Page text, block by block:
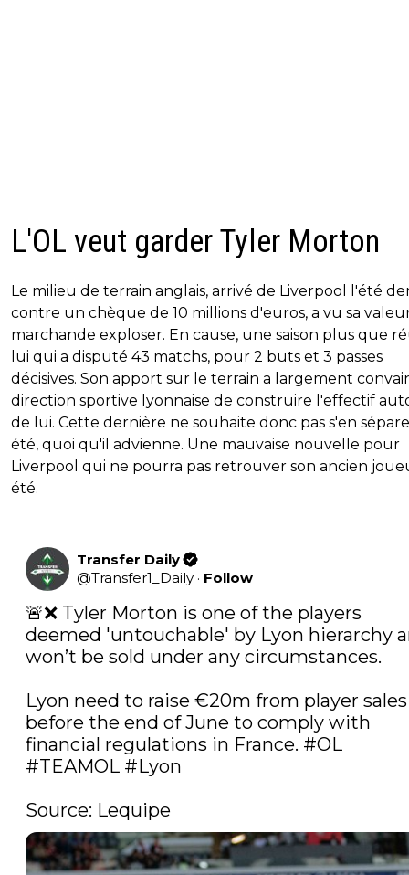
L'OL veut garder Tyler Morton
Le milieu de terrain anglais, arrivé de Liverpool l'été
contre un chèque de 10 millions d'euros, a vu sa
marchande exploser. En cause, une saison plus que
lui qui a disputé 43 matchs, pour 2 buts et 3 passes
décisives. Son apport sur le terrain a largement
direction sportive lyonnaise de construire l'effectif
de lui. Cette dernière ne souhaite donc pas s'en
été, quoi qu'il advienne. Une mauvaise nouvelle pour
Liverpool qui ne pourra pas retrouver son ancien
été.
Transfer Daily
@Transfer1_Daily · Follow
🚨❌ Tyler Morton is one of the players
deemed 'untouchable' by Lyon hierarchy
won’t be sold under any circumstances.
Lyon need to raise €20m from player sales
before the end of June to comply with
financial regulations in France. #OL
#TEAMOL #Lyon
Source: Lequipe